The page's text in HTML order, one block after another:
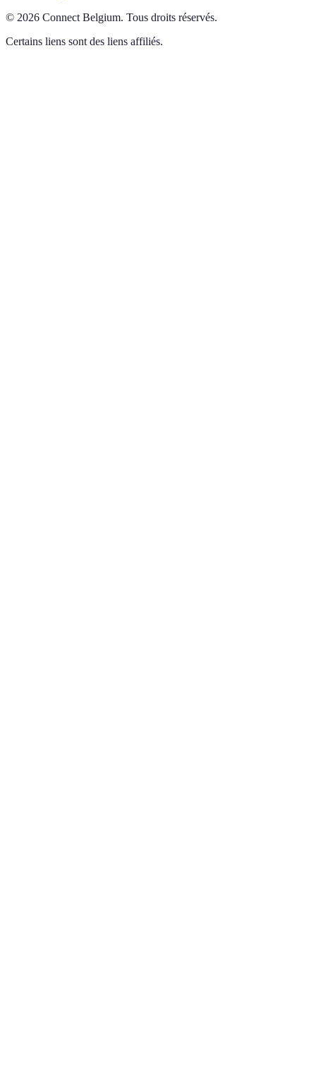
© 2026 Connect Belgium. Tous droits réservés.
Certains liens sont des liens affiliés.